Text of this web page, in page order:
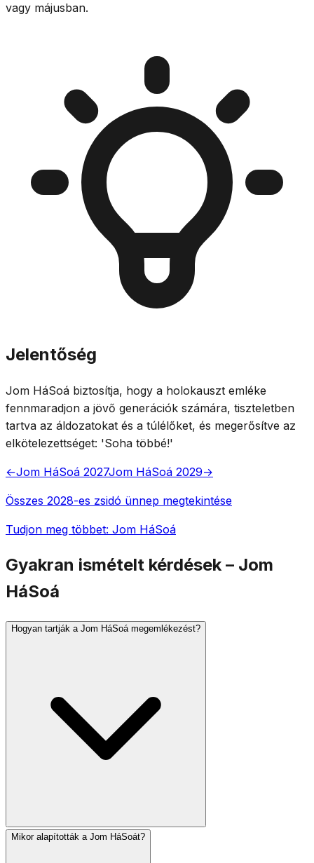
vagy májusban.
Jelentőség
Jom HáSoá biztosítja, hogy a holokauszt emléke
fennmaradjon a jövő generációk számára, tiszteletben
tartva az áldozatokat és a túlélőket, és megerősítve az
elkötelezettséget: 'Soha többé!'
←Jom HáSoá 2027Jom HáSoá 2029→
Összes 2028-es zsidó ünnep megtekintése
Tudjon meg többet: Jom HáSoá
Gyakran ismételt kérdések – Jom
HáSoá
Hogyan tartják a Jom HáSoá megemlékezést?
Mikor alapították a Jom HáSoát?